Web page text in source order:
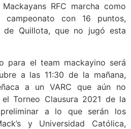
RFC marcha como
campeonato con 16 puntos,
de Quillota, que no jugó esta
para el team mackayino será
a las 11:30 de la mañana,
a un VARC que aún no
Torneo Clausura 2021 de la
a lo que serán los
y Universidad Católica,